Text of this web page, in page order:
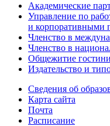
Академические
Управление по
и корпоративными
Членство в
Членство в
Общежитие
Издательство и
Сведения об
Карта сайта
Почта
Расписание